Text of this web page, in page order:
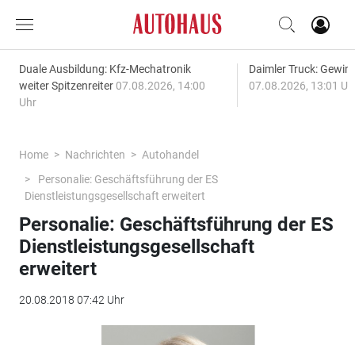
Duale Ausbildung: Kfz-Mechatronik
weiter Spitzenreiter 07.08.2026, 14:00
Uhr
Daimler Truck:
07.08.2026, 13:01
Home Nachrichten
Autohandel
Personalie: Geschäftsführung der ES
Dienstleistungsgesellschaft erweitert
Personalie: Geschäftsführung der ES
Dienstleistungsgesellschaft
erweitert
20.08.2018 07:42 Uhr